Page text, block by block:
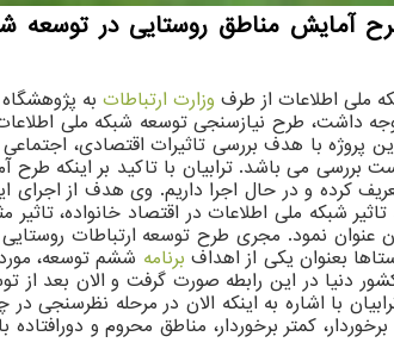
ملی اطلاعات از طرف وزارت ارتباطاتبه
پروژه با هدف بررسی تاثیرات اقتصادی،
می باشد. ترابیان با تاکید بر اینکه طرح
در بیش از ۹۰ درصد روستاها، پروژه آمایش را تعریف کرده و در حال
شبکه ملی اطلاعات در اقتصاد خانواده،
نمود. مجری طرح توسعه ارتباطات روستایی
بعنوان یکی از اهداف برنامه ششم توسعه، مورد
آمایش را در روستاهای ۱۰ استان اجرایی می نماییم. ترابیان با اشاره به
کمتر برخوردار، مناطق محروم و